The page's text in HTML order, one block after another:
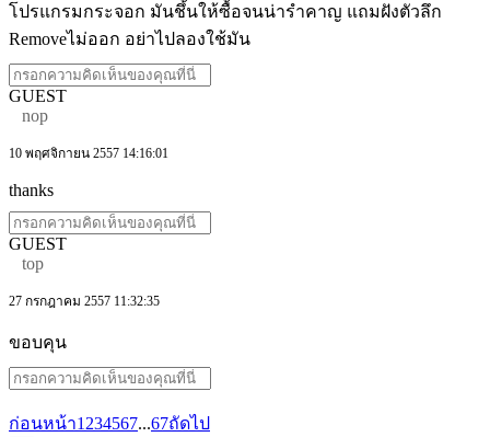
โปรแกรมกระจอก มันชึ้นให้ซื้อจนน่ารำคาญ แถมฝังตัวลึก
Removeไม่ออก อย่าไปลองใช้มัน
GUEST
nop
10 พฤศจิกายน 2557 14:16:01
thanks
GUEST
top
27 กรกฎาคม 2557 11:32:35
ขอบคุน
ก่อนหน้า1 234567...67ถัดไป